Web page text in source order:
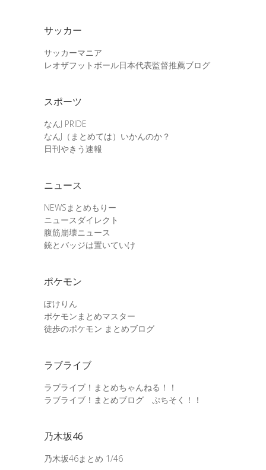
サッカー
サッカーマニア
レオザフットボール日本代表監督推薦ブログ
スポーツ
なんJ PRIDE
なんJ（まとめては）いかんのか？
日刊やきう速報
ニュース
NEWSまとめもりー
ニュースダイレクト
腹筋崩壊ニュース
銃とバッジは置いていけ
ポケモン
ぽけりん
ポケモンまとめマスター
徒歩のポケモン まとめブログ
ラブライブ
ラブライブ！まとめちゃんねる！！
ラブライブ！まとめブログ ぷちそく！！
乃木坂46
乃木坂46まとめ 1/46